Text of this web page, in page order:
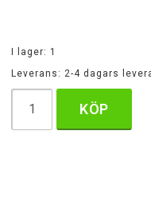
I lager: 1
Leverans: 2-4 dagars
KÖP